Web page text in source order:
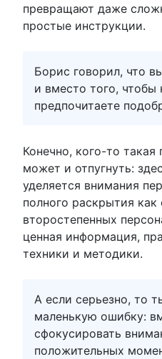
превращают даже
простые инструкции.
Борис говорил, что
и вместо того, чтобы
предпочитаете
Конечно, кого-то такая
может и отпугнуть:
уделяется внимания
полного раскрытия как
второстепенных
ценная информация,
техники и методики.
А если серьезно, то
маленькую ошибку:
сфокусировать
положительных